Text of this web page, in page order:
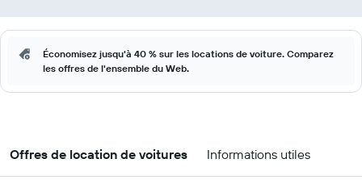
Économisez jusqu'à 40 % sur les locations de voiture. Comparez
les offres de l'ensemble du Web.
Offres de location de voitures Informations utiles